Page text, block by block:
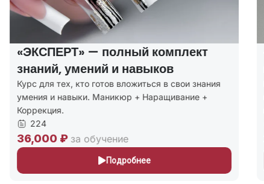
«ЭКСПЕРТ» — полный комплект
знаний, умений и навыков
Курс для тех, кто готов вложиться в свои знания
умения и навыки. Маникюр + Наращивание +
Коррекция.
224
36,000 ₽ за обучение
Подробнее